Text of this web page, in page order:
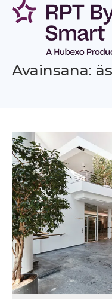
Siirry
sisältöön
Avainsana: